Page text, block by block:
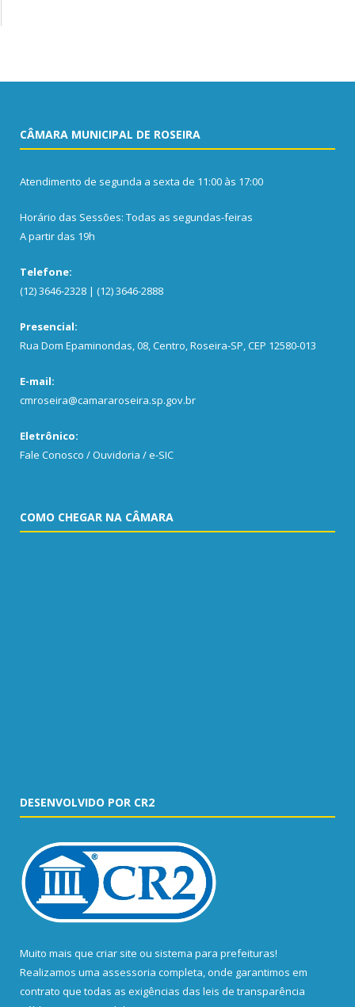
CÂMARA MUNICIPAL DE ROSEIRA
Atendimento de segunda a sexta de 11:00 às 17:00
Horário das Sessões: Todas as segundas-feiras
A partir das 19h
Telefone:
(12) 3646-2328 | (12) 3646-2888
Presencial:
Rua Dom Epaminondas, 08, Centro, Roseira-SP, CEP 12580-013
E-mail:
cmroseira@camararoseira.sp.gov.br
Eletrônico:
Fale Conosco / Ouvidoria / e-SIC
COMO CHEGAR NA CÂMARA
DESENVOLVIDO POR CR2
Muito mais que criar site ou sistema para prefeituras!
Realizamos uma assessoria completa, onde garantimos em
contrato que todas as exigências das leis de transparência